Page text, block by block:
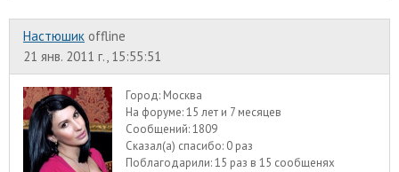
Настюшик offline
21 янв. 2011 г., 15:55:51
Город: Москва
На форуме:15 лет и 7 месяцев
Сообщений:1809
Сказал(а) спасибо: 0 раз
Поблагодарили:15 раз в 15 сообщенях